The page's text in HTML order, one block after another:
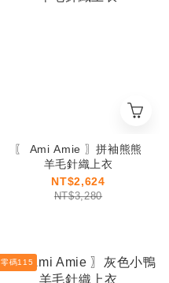
〖 Ami Amie 〗拼袖熊熊
羊毛針織上衣
NT$2,624
NT$3,280
零碼115